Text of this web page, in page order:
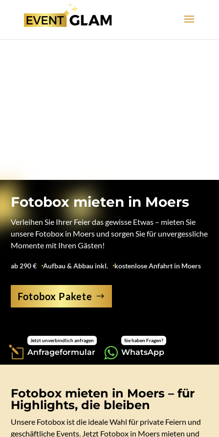
Fotobox mieten in Moers
Verleihen Sie Ihrer Feier das gewisse Etwas – mieten Sie
unsere Fotobox in Moers und sorgen Sie für unvergessliche
Momente mit Ihren Gästen!
ab 290 € Aufbau & Abbau inkl. kostenlose Anfahrt in Moers
Fotobox Pakete
l
Jetzt unverbindlich anfragen
Anfrageformular 
Sie haben Fragen?
WhatsApp
Fotobox mieten in Moers – für
Highlights, die bleiben
Unsere Fotobox ist die ideale Wahl für private Feiern und
geschäftliche Events. Jetzt Fotobox in Moers mieten und